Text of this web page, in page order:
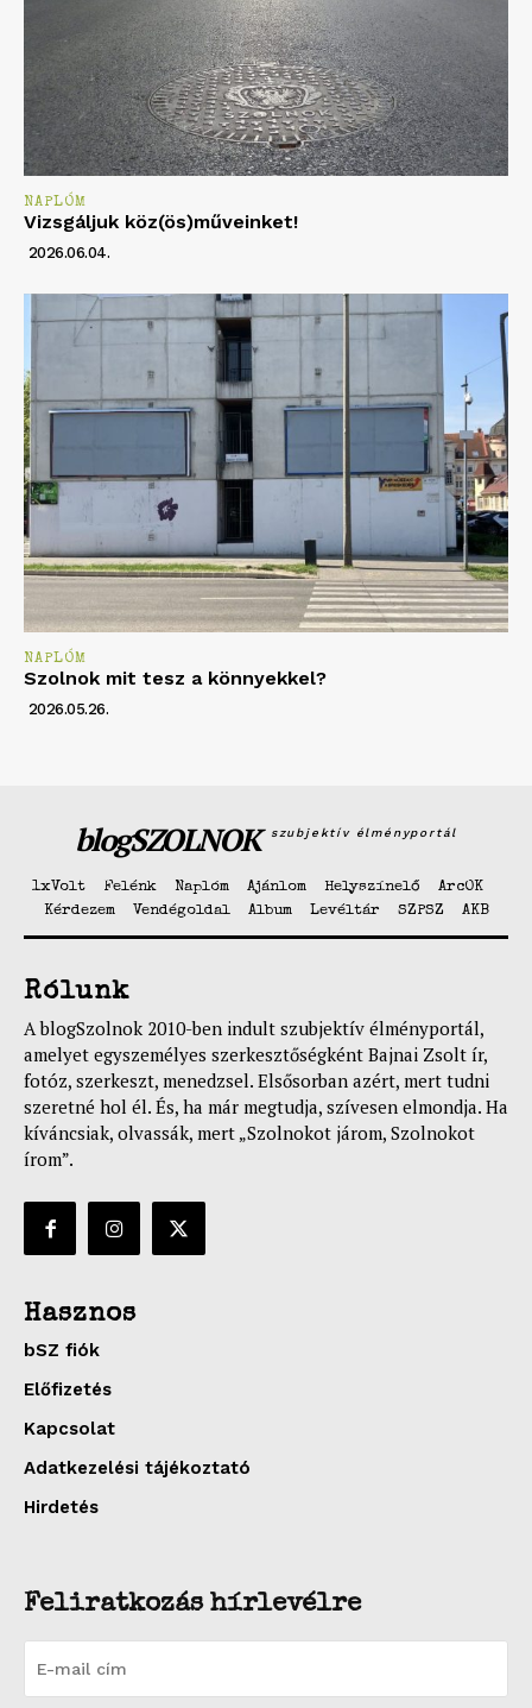
NAPLÓM
Vizsgáljuk köz(ös)műveinket!
2026.06.04.
NAPLÓM
Szolnok mit tesz a könnyekkel?
2026.05.26.
blogSZOLNOK szubjektív élményportál
1xVolt Felénk Naplóm Ajánlom Helyszínelő
ArcOK
Kérdezem
Vendégoldal Album Levéltár SZPSZ AKB
Rólunk
A blogSzolnok 2010-ben indult szubjektív élményportál,
amelyet egyszemélyes szerkesztőségként Bajnai Zsolt ír,
fotóz, szerkeszt, menedzsel. Elsősorban azért, mert tudni
szeretné hol él. És, ha már megtudja, szívesen elmondja. Ha
kíváncsiak, olvassák, mert „Szolnokot járom, Szolnokot
írom”.
Hasznos
bSZ fiók
Előfizetés
Kapcsolat
Adatkezelési tájékoztató
Hirdetés
Feliratkozás hírlevélre